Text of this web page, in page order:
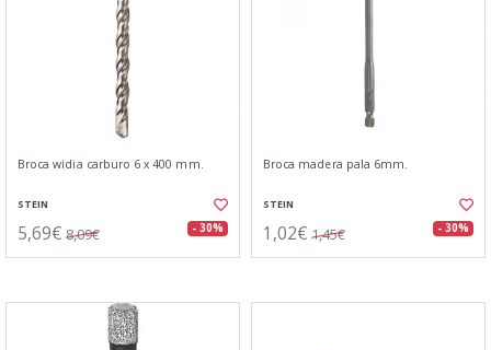
Broca widia carburo 6 x 400 mm.
STEIN
5,69€ 8,09€ - 30%
Broca madera pala 6mm.
STEIN
1,02€ 1,45€ - 30%